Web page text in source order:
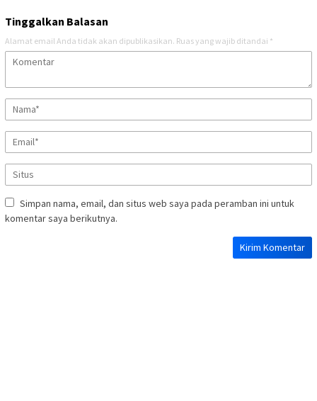
Tinggalkan Balasan
Alamat email Anda tidak akan dipublikasikan. Ruas yang wajib ditandai *
Simpan nama, email, dan situs web saya pada peramban ini untuk
komentar saya berikutnya.